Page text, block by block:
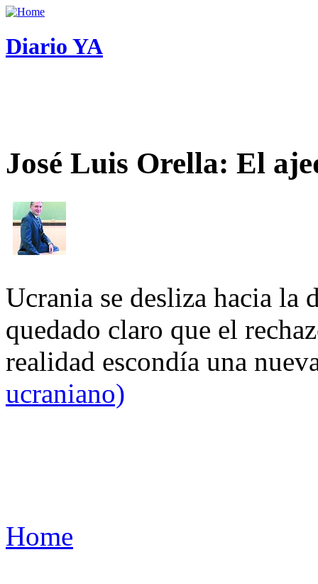
Diario YA
José Luis Orella: El
Ucrania se desliza hacia
quedado claro que el
realidad escondía una
ucraniano)
Home